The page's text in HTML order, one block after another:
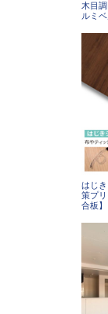
木目
ルミ
はじ
策プ
合板】